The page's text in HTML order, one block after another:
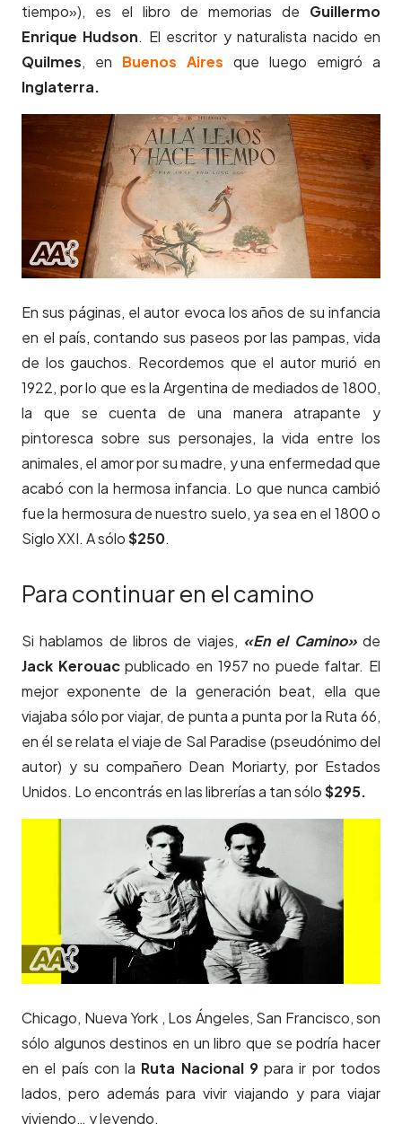
tiempo»), es el libro de memorias de Guillermo
Enrique Hudson. El escritor y naturalista nacido en
Quilmes, en Buenos Aires que luego emigró a
Inglaterra.
En sus páginas, el autor evoca los años de su infancia
en el país, contando sus paseos por las pampas, vida
de los gauchos. Recordemos que el autor murió en
1922, por lo que es la Argentina de mediados de 1800,
la que se cuenta de una manera atrapante y
pintoresca sobre sus personajes, la vida entre los
animales, el amor por su madre, y una enfermedad que
acabó con la hermosa infancia. Lo que nunca cambió
fue la hermosura de nuestro suelo, ya sea en el 1800 o
Siglo XXI. A sólo$250.
Para continuar en el camino
Si hablamos de libros de viajes, «En el Camino»de
Jack Kerouacpublicado en 1957 no puede faltar. El
mejor exponente de la generación beat, ella que
viajaba sólo por viajar, de punta a punta por la Ruta 66,
en él se relata el viaje de Sal Paradise (pseudónimo del
autor) y su compañero Dean Moriarty, por Estados
Unidos. Lo encontrás en las librerías a tan sólo$295.
Chicago, Nueva York , Los Ángeles, San Francisco, son
sólo algunos destinos en un libro que se podría hacer
en el país con la Ruta Nacional 9para ir por todos
lados, pero además para vivir viajando y para viajar
viviendo… y leyendo.